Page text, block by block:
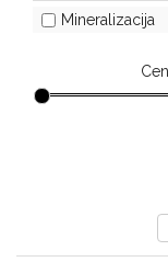
Mineralizacija